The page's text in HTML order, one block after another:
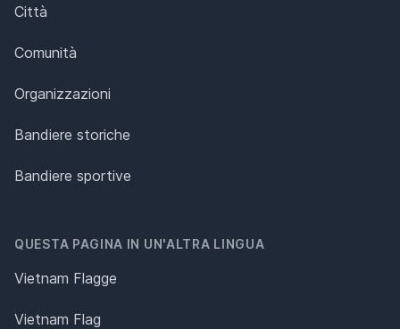
Città
Comunità
Organizzazioni
Bandiere storiche
Bandiere sportive
QUESTA PAGINA IN UN'ALTRA LINGUA
Vietnam Flagge
Vietnam Flag